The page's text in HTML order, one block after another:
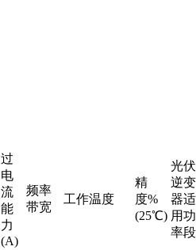
过
电
流
能
力
(A)
频率
带宽
工作温度
精
度%
(25℃)
光伏
逆变
器适
用功
率段